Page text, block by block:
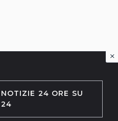
NOTIZIE 24 ORE SU
24
×